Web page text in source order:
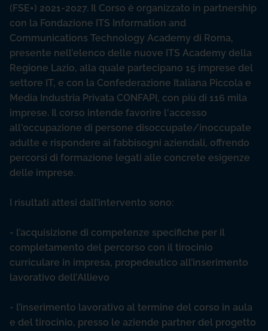
(FSE+) 2021-2027. Il Corso è organizzato in partnership
con la Fondazione ITS Information and
Communications Technology Academy di Roma,
presente nell’elenco delle nuove ITS Academy della
Regione Lazio, alla quale partecipano 15 imprese del
settore IT, e con la Confederazione Italiana Piccola e
Media Industria Privata CONFAPI, con più di 116 mila
imprese. Il corso intende favorire l'accesso
all'occupazione di persone disoccupate/inoccupate
adulte e rispondere ai fabbisogni aziendali, offrendo
percorsi di formazione legati alle concrete esigenze
delle imprese.
I risultati attesi dall’intervento sono:
- l’acquisizione di competenze specifiche per il
completamento del percorso con il tirocinio
curriculare in impresa, propedeutico all’inserimento
lavorativo dell’Allievo
- l’inserimento lavorativo al termine del corso in aula
e del tirocinio, presso le aziende partner del progetto